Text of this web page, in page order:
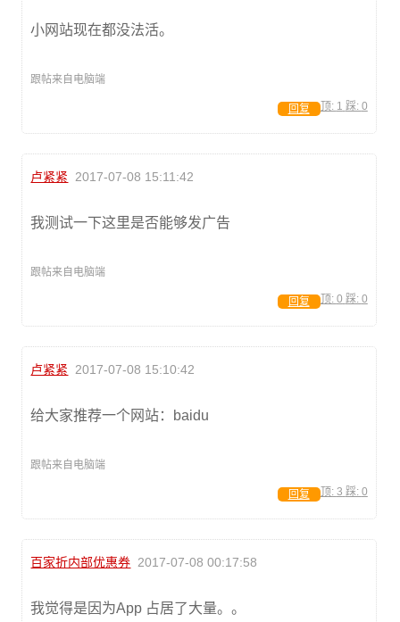
小网站现在都没法活。
跟帖来自电脑端
顶: 1 踩: 0
回复
卢紧紧 2017-07-08 15:11:42
我测试一下这里是否能够发广告
跟帖来自电脑端
顶: 0 踩: 0
回复
卢紧紧 2017-07-08 15:10:42
给大家推荐一个网站：baidu
跟帖来自电脑端
顶: 3 踩: 0
回复
百家折内部优惠券 2017-07-08 00:17:58
我觉得是因为App 占居了大量。。